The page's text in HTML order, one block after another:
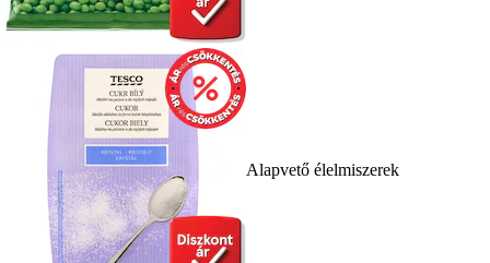
Alapvető élelmiszerek